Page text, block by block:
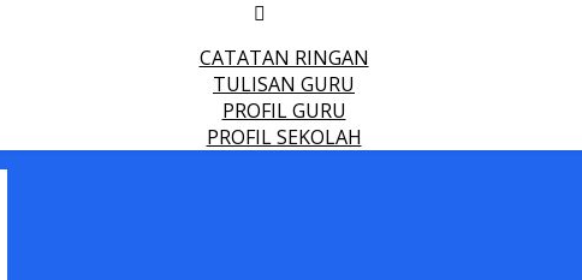
CATATAN RINGAN
TULISAN GURU
PROFIL GURU
PROFIL SEKOLAH